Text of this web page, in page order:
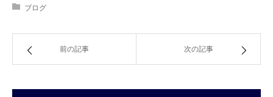
ブログ
前の記事 次の記事